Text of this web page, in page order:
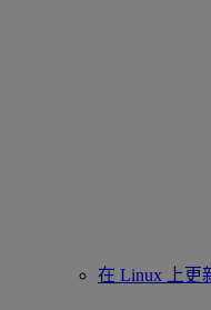
在 Linux 上更